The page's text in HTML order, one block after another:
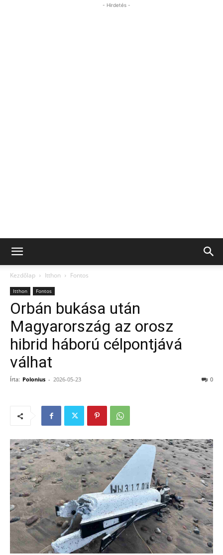
- Hirdetés -
Kezdőlap Itthon Fontos
Itthon Fontos
Orbán bukása után
Magyarország az orosz
hibrid háború célpontjává
válhat
Írta: Polonius - 2026-05-23 0